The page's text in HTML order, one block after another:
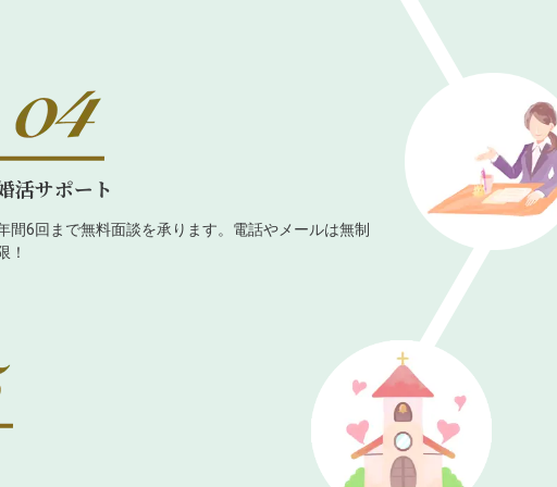
活サポート
間6回まで無料面談を承ります。電話やメールは無制
！